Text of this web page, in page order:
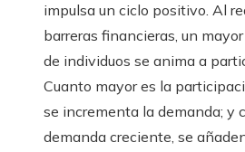
impulsa un ciclo positivo. Al
barreras financieras, un
de individuos se anima a
Cuanto mayor es la
se incrementa la demanda; y
demanda creciente, se